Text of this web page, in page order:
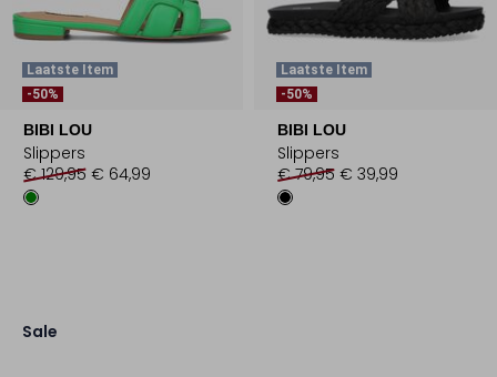
Laatste Item
-50%
BIBI LOU
Slippers
€ 129,95 € 64,99
Laatste Item
-50%
BIBI LOU
Slippers
€ 79,95 € 39,99
Sale